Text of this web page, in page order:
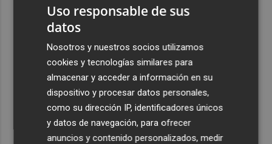
Últimas Noticias
España restablece los controles fronterizos a los
viajeros procedentes de Italia
El homenaje a Ferran Torres en Foios, en imágenes
Uso responsable de sus
datos
Nosotros y nuestros socios utilizamos
cookies y tecnologías similares para
almacenar y acceder a información en su
dispositivo y procesar datos personales,
como su dirección IP, identificadores únicos
y datos de navegación, para ofrecer
anuncios y contenido personalizados, medir